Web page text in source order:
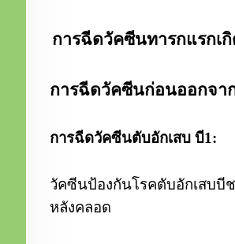
การฉีดวัคซีนทารกแรกเ
การฉีดวัคซีนก่อนออกจา
การฉีดวัคซีนตับอักเสบ บี1:
วัคซีนป้องกันโรคตับอักเสบบี
หลังคลอด